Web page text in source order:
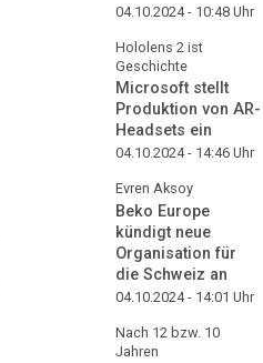
04.10.2024 - 10:48 Uhr
Hololens 2 ist
Geschichte
Microsoft stellt
Produktion von AR-
Headsets ein
04.10.2024 - 14:46 Uhr
Evren Aksoy
Beko Europe
kündigt neue
Organisation für
die Schweiz an
04.10.2024 - 14:01 Uhr
Nach 12 bzw. 10
Jahren